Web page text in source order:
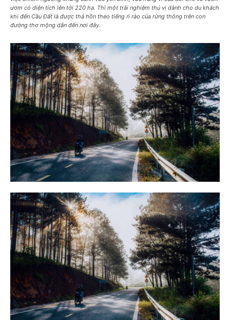
ươm có diện tích lên tới 220 ha. Thì một trải nghiệm thú vị dành cho du khách
khi đến Cầu Đất là được thả hồn theo tiếng rì rào của rừng thông trên con
đường thơ mộng dẫn đến nơi đây.